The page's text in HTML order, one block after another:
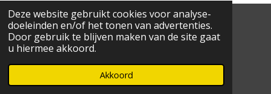
Deze website gebruikt cookies voor analyse-
doeleinden en/of het tonen van advertenties.
Door gebruik te blijven maken van de site gaat
u hiermee akkoord.
Akkoord
R
a
g
1
s
t
e
2
s
t
e
3
s
t
e
4
s
t
e
5
s
t
e
S
t
m
e
3 stemmen